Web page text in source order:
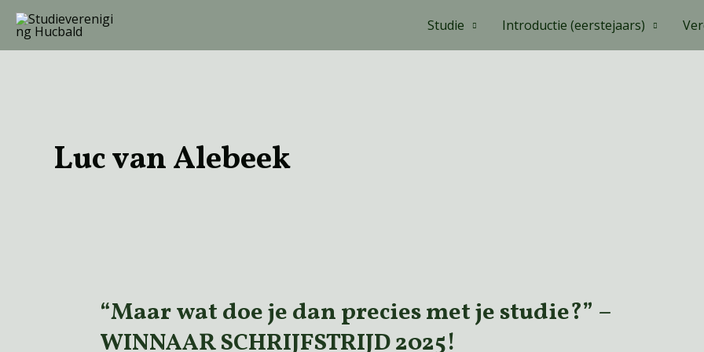
naar
de
Studie Introductie (eerstejaars)
Luc van Alebeek
“Maar wat doe je dan precies met je studie?” –
WINNAAR SCHRIJFSTRIJD 2025!
“Maar